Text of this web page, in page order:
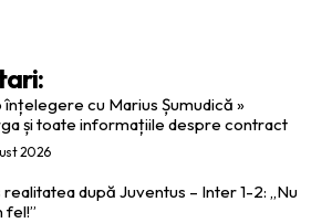
înțelegere cu Marius Șumudică »
și toate informațiile despre contract
2026
după Juventus – Inter 1-2: „Nu
fel!”